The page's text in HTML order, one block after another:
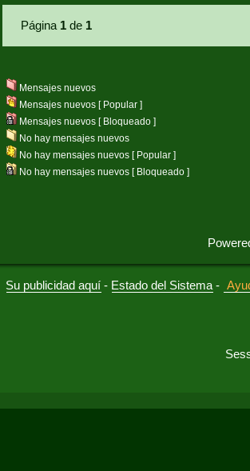
Página 1 de 1
Mensajes nuevos
Mensajes nuevos [ Popular ]
Mensajes nuevos [ Bloqueado ]
No hay mensajes nuevos
No hay mensajes nuevos [ Popular ]
No hay mensajes nuevos [ Bloqueado ]
Su publicidad aquí - Estado del Sistema -